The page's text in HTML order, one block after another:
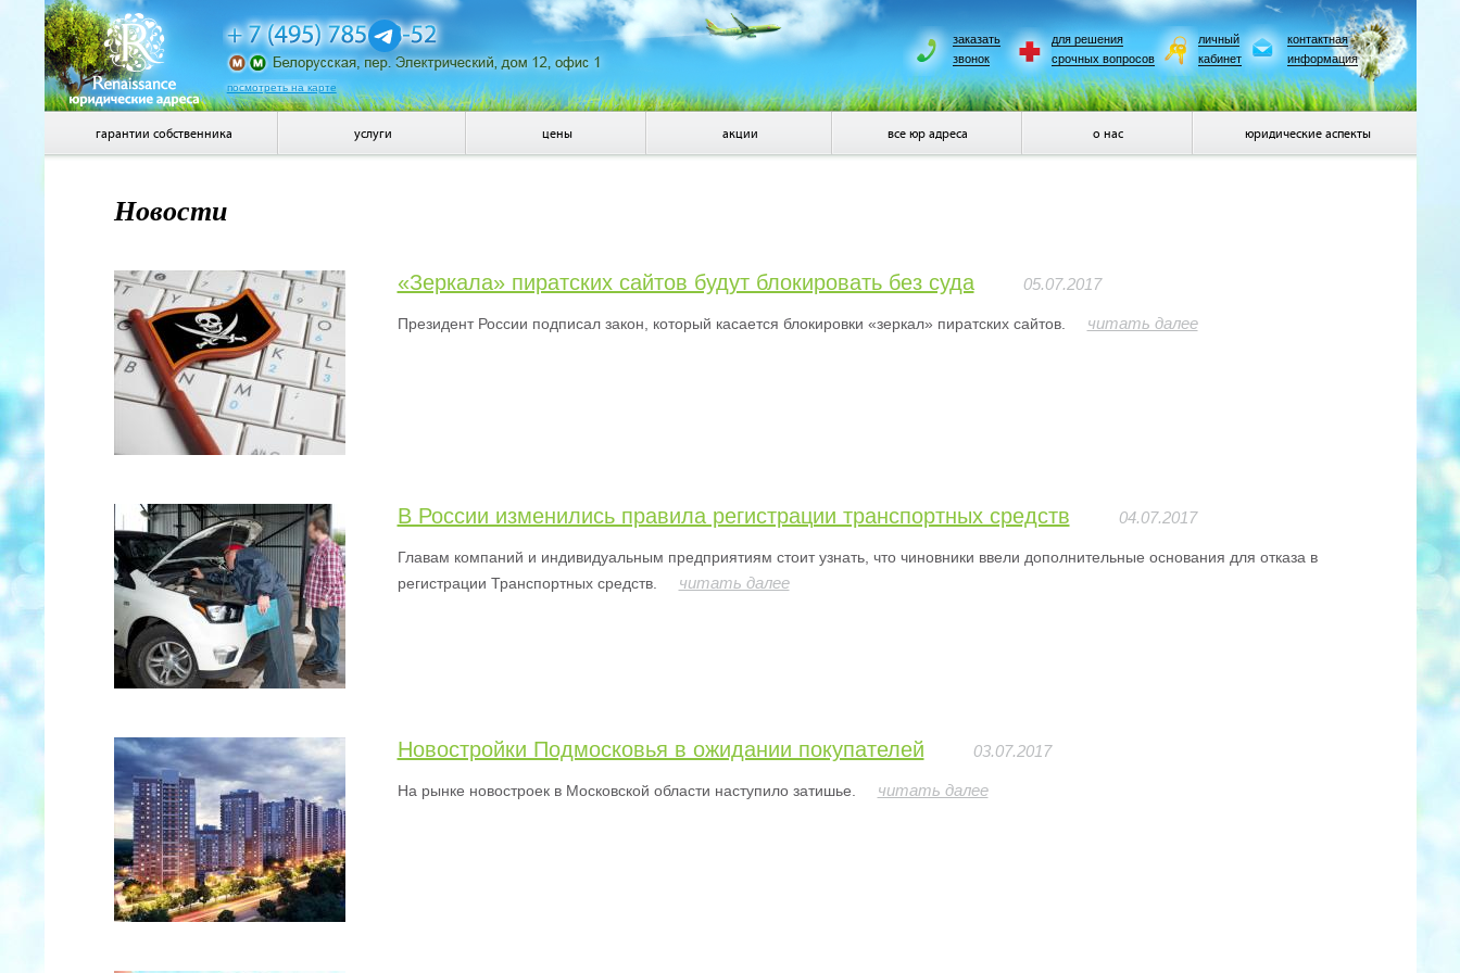
посмотреть на карте
заказать
звонок
для решения
срочных вопросов
личный
кабинет
контактная
информация
гарантии собственника услуги цены акции все юр адреса о нас юридические аспекты
Новости
«Зеркала» пиратских сайтов будут блокировать без суда 05.07.2017
Президент России подписал закон, который касается блокировки «зеркал» пиратских сайтов. читать далее
В России изменились правила регистрации транспортных средств 04.07.2017
Главам компаний и индивидуальным предприятиям стоит узнать, что чиновники ввели дополнительные основания для отказа в
регистрации Транспортных средств.
читать далее
Новостройки Подмосковья в ожидании покупателей 03.07.2017
На рынке новостроек в Московской области наступило затишье. читать далее